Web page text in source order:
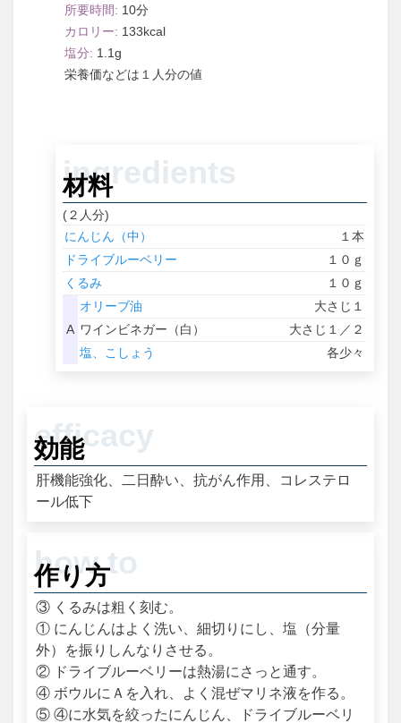
10
133
1.1
１人分
材料
(２人分)
にんじん（中）
１本
ドライブルーベリー
１０ｇ
くるみ
１０ｇ
A
オリーブ油
大さじ１
ワインビネガー（白）
大さじ１／２
塩、こしょう
各少々
効能
肝機能強化、二日酔い、抗がん作用、コレステロ
ール低下
作り方
③ くるみは粗く刻む。
① にんじんはよく洗い、細切りにし、塩（分量
外）を振りしんなりさせる。
② ドライブルーベリーは熱湯にさっと通す。
④ ボウルにＡを入れ、よく混ぜマリネ液を作る。
⑤ ④に水気を絞ったにんじん、ドライブルーベリ